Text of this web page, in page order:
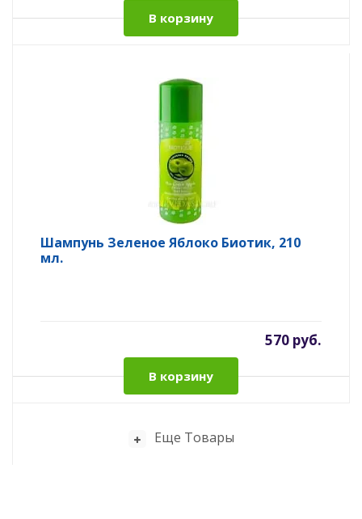
В корзину
Шампунь Зеленое Яблоко Биотик, 210
мл.
570 руб.
В корзину
Еще Товары